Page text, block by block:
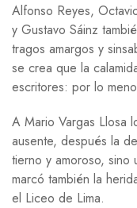
Alfonso Reyes,
y Gustavo Sáinz
tragos amargos y
se crea que la
escritores: por lo
A Mario Vargas Llosa
ausente, después la
tierno y amoroso, sino
marcó también la
el Liceo de Lima.